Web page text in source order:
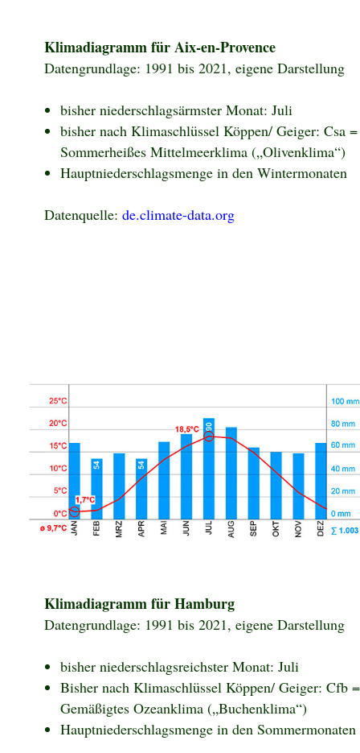
Klimadiagramm für Hamburg
Datengrundlage: 1991 bis 2021, eigene Darstellung
bisher niederschlagsreichster Monat: Juli
Bisher nach Klimaschlüssel Köppen/ Geiger: Cfb =
Gemäßigtes Ozeanklima („Buchenklima“)
Hauptniederschlagsmenge in den Sommermonaten
Klimadiagramm für Aix-en-Provence
Datengrundlage: 1991 bis 2021, eigene Darstellung
bisher niederschlagsärmster Monat: Juli
bisher nach Klimaschlüssel Köppen/ Geiger: Csa =
Sommerheißes Mittelmeerklima („Olivenklima“)
Hauptniederschlagsmenge in den Wintermonaten
Datenquelle: de.climate-data.org